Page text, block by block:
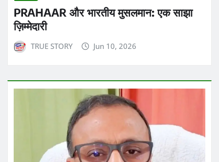
PRAHAAR और भारतीय मुसलमान: एक साझा
ज़िम्मेदारी
TRUE STORY Jun 10, 2026